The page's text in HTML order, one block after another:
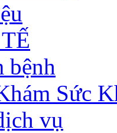
bệnh
Sức
vụ